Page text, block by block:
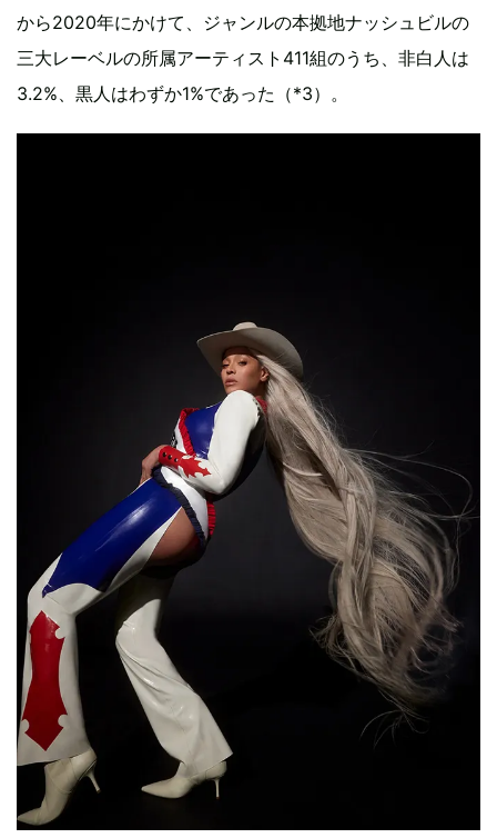
から2020年にかけて、ジャンルの本拠地ナッシュビルの
三大レーベルの所属アーティスト411組のうち、非白人は
3.2%、黒人はわずか1%であった（*3）。